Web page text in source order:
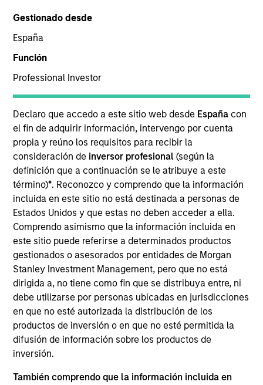
Gestionado desde
España
Función
Professional Investor
Declaro que accedo a este sitio web desde España con
el fin de adquirir información, intervengo por cuenta
propia y reúno los requisitos para recibir la
consideración de inversor profesional(según la
definición que a continuación se le atribuye a este
término)*. Reconozco y comprendo que la información
incluida en este sitio no está destinada a personas de
Estados Unidos y que estas no deben acceder a ella.
Comprendo asimismo que la información incluida en
este sitio puede referirse a determinados productos
gestionados o asesorados por entidades de Morgan
Stanley Investment Management, pero que no está
dirigida a, no tiene como fin que se distribuya entre, ni
debe utilizarse por personas ubicadas en jurisdicciones
en que no esté autorizada la distribución de los
productos de inversión o en que no esté permitida la
difusión de información sobre los productos de
inversión.
También comprendo que la información incluida en
are available for global accounts.
Customized Universe
our short duration fixed income strategies, with each
bespoke solution mandate investing in diversified pool of
credit instruments across sectors, in accordance with a
mandated benchmark.
Strategy Name
Government
Obligations
Government
Agency
Obligation
Customized
Cash
Short
Duration